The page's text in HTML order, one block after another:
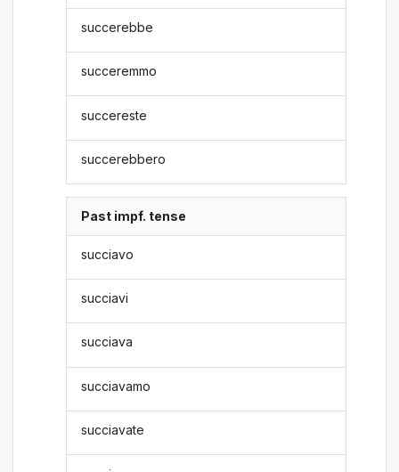
succerebbe
succeremmo
succereste
succerebbero
Past impf. tense
succiavo
succiavi
succiava
succiavamo
succiavate